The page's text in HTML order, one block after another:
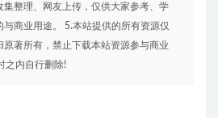
集整理、网友上传，仅供大家参考、学
与商业用途。 5.本站提供的所有资源仅
著所有，禁止下载本站资源参与商业
之内自行删除!